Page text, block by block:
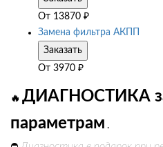
От 13870 ₽
Замена фильтра АКПП
Заказать
От 3970 ₽
🔥 ДИАГНОСТИКА
параметрам .